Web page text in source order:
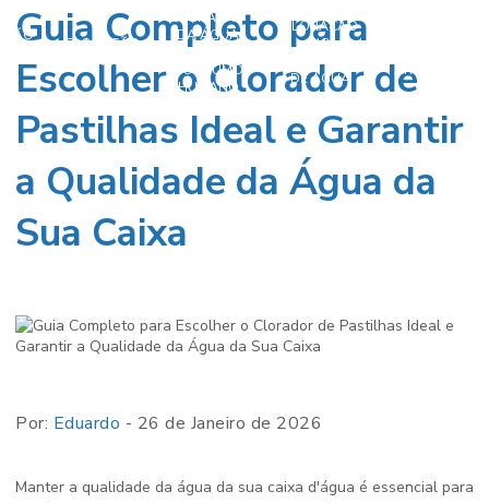
CLORAÇÃO
DA ÁGUA
CLORAÇÃO
DA ÁGUA
PARA
CONSUMO
HUMANO
CLORAÇÃO
NO
TRATAMENTO
DE ÁGUA
ARTESIANOS
Guia Completo para
Escolher o Clorador de
Pastilhas Ideal e Garantir
a Qualidade da Água da
Sua Caixa
Por: Eduardo - 26 de Janeiro de 2026
Manter a qualidade da água da sua caixa d'água é essencial para